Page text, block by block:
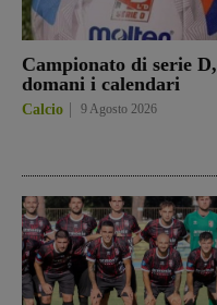
Campionato di serie D,
domani i calendari
Calcio 9 Agosto 2026